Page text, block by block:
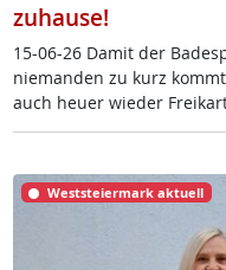
zuhause!
15-06-26 Da­mit der
nie­man­den zu kurz
auch heu­er wie­der
Weststeiermark aktuell